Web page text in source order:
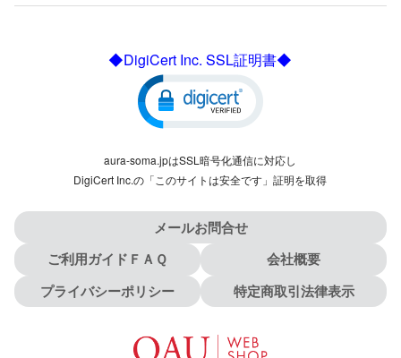
◆DigiCert Inc. SSL証明書◆
aura-soma.jpはSSL暗号化通信に対応し
DigiCert Inc.の「このサイトは安全です」証明を取得
メールお問合せ
ご利用ガイドＦＡＱ
会社概要
プライバシーポリシー
特定商取引法律表示